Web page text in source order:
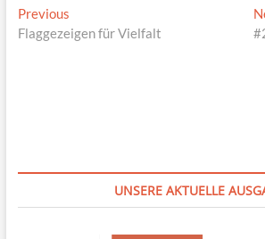
Beitragsnavigation
PreviousPrevious
post:
Flaggezeigen für Vielfalt
UNSERE AKTUELLE